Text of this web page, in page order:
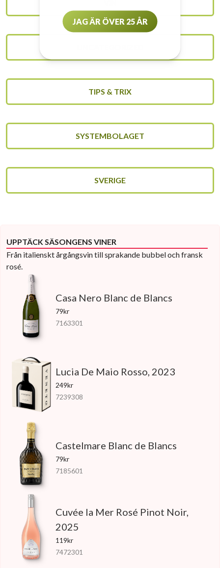
TIPS & TRIX
SYSTEMBOLAGET
SVERIGE
UPPTÄCK SÄSONGENS VINER
Från italienskt årgångsvin till sprakande bubbel och fransk
rosé.
Casa Nero Blanc de Blancs
79kr
7163301
Lucia De Maio Rosso, 2023
249kr
7239308
Castelmare Blanc de Blancs
79kr
7185601
Cuvée la Mer Rosé Pinot Noir,
2025
119kr
7472301
JAG ÄR ÖVER 25 ÅR